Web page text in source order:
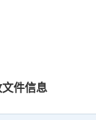
件信息